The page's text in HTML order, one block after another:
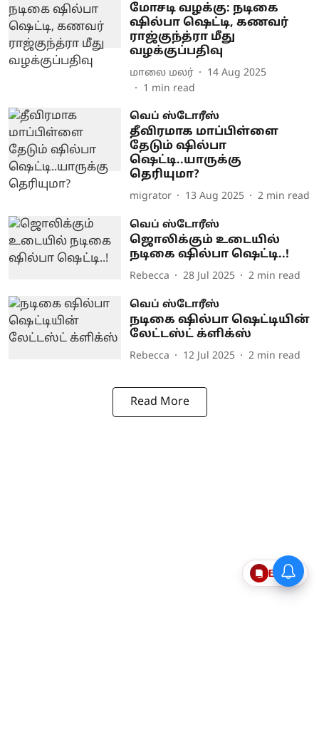
மோசடி வழக்கு: நடிகை
ஷில்பா ஷெட்டி, கணவர்
ராஜ்குந்த்ரா மீது
வழக்குப்பதிவு
மாலை மலர்
14 Aug 2025
1 min read
வெப் ஸ்டோரீஸ்
தீவிரமாக மாப்பிள்ளை
தேடும் ஷில்பா
ஷெட்டி..யாருக்கு
தெரியுமா?
migrator 13 Aug 2025 2 min read
வெப் ஸ்டோரீஸ்
ஜொலிக்கும் உடையில்
நடிகை ஷில்பா ஷெட்டி..!
Rebecca 28 Jul 2025 2 min read
வெப் ஸ்டோரீஸ்
நடிகை ஷில்பா ஷெட்டியின்
லேட்டஸ்ட் க்ளிக்ஸ்
Rebecca 12 Jul 2025 2 min read
Read More
Epaper